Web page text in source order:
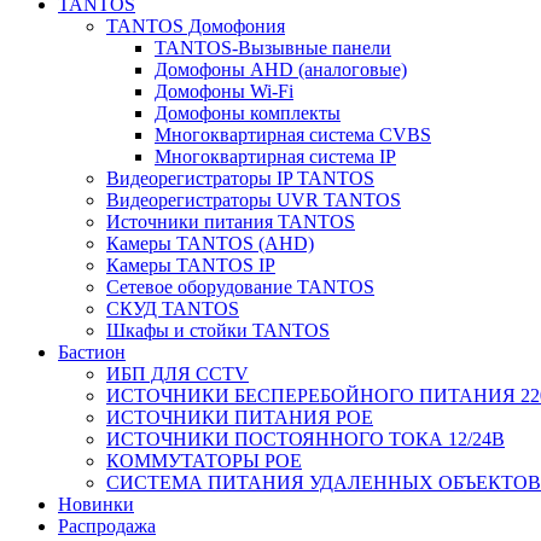
TANTOS
TANTOS Домофония
TANTOS-Вызывные панели
Домофоны AHD (аналоговые)
Домофоны Wi-Fi
Домофоны комплекты
Многоквартирная система CVBS
Многоквартирная система IP
Видеорегистраторы IP TANTOS
Видеорегистраторы UVR TANTOS
Источники питания TANTOS
Камеры TANTOS (AHD)
Камеры TANTOS IP
Сетевое оборудование TANTOS
СКУД TANTOS
Шкафы и стойки TANTOS
Бастион
ИБП ДЛЯ CCTV
ИСТОЧНИКИ БЕСПЕРЕБОЙНОГО ПИТАНИЯ
ИСТОЧНИКИ ПИТАНИЯ POE
ИСТОЧНИКИ ПОСТОЯННОГО ТОКА 12/24В
КОММУТАТОРЫ POE
СИСТЕМА ПИТАНИЯ УДАЛЕННЫХ ОБЪЕКТОВ
Новинки
Распродажа